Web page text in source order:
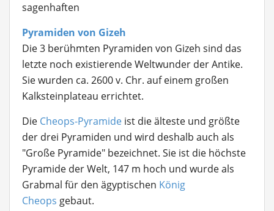
sagenhaften
Pyramiden von Gizeh
Die 3 berühmten Pyramiden von Gizeh sind das
letzte noch existierende Weltwunder der Antike.
Sie wurden ca. 2600 v. Chr. auf einem großen
Kalksteinplateau errichtet.
Die Cheops-Pyramide ist die älteste und größte
der drei Pyramiden und wird deshalb auch als
"Große Pyramide" bezeichnet. Sie ist die höchste
Pyramide der Welt, 147 m hoch und wurde als
Grabmal für den ägyptischen König
Cheops gebaut.